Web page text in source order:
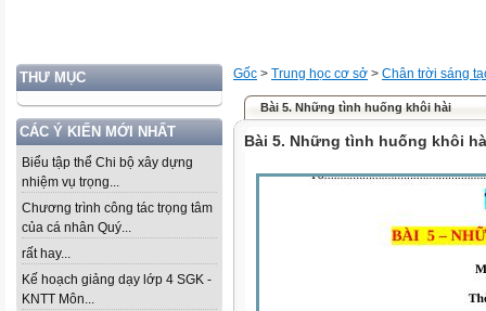
THƯ MỤC
CÁC Ý KIẾN MỚI NHẤT
Biểu tập thể Chi bộ xây dựng
nhiệm vụ trọng...
Chương trình công tác trọng tâm
của cá nhân Quý...
rất hay...
Kế hoạch giảng dạy lớp 4 SGK -
KNTT Môn...
Gốc > Trung học cơ sở > Chân trời sáng
Bài 5. Những tình huống khôi hài
Bài 5. Những tình huống khôi